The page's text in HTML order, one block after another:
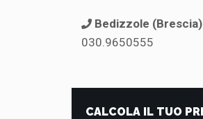
Bedizzole (Brescia)
030.9650555
CALCOLA IL TUO